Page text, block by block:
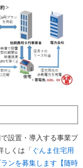
設置・導入する事業プ
しくは「 ぐんま住宅用
ンを募集します【随時